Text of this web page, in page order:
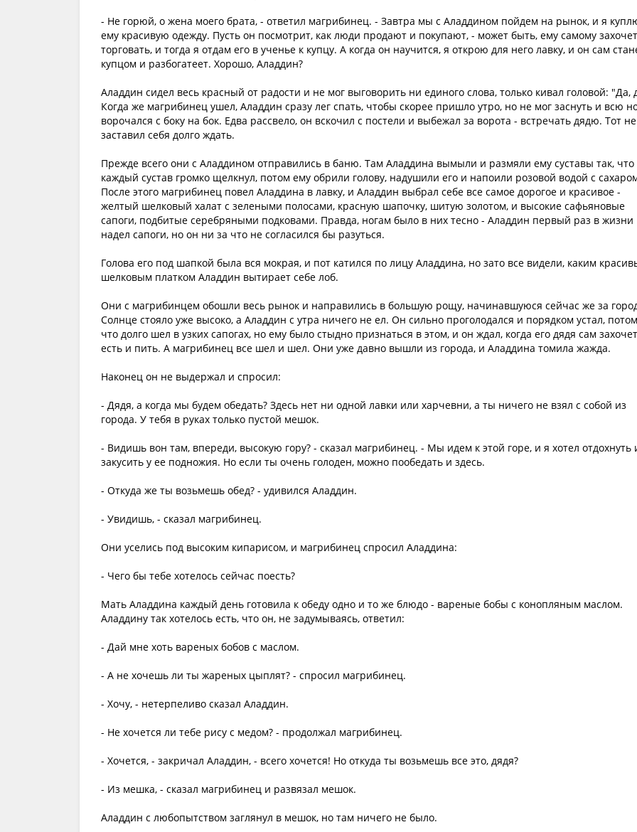
- Не горюй, о жена моего брата, - ответил магрибинец. - Завтра мы с Аладдином пойдем на рынок, и я
ему красивую одежду. Пусть он посмотрит, как люди продают и покупают, - может быть, ему самому
торговать, и тогда я отдам его в ученье к купцу. А когда он научится, я открою для него лавку, и он сам
купцом и разбогатеет. Хорошо, Аладдин?
Аладдин сидел весь красный от радости и не мог выговорить ни единого слова, только кивал головой: "Да,
Когда же магрибинец ушел, Аладдин сразу лег спать, чтобы скорее пришло утро, но не мог заснуть и всю
ворочался с боку на бок. Едва рассвело, он вскочил с постели и выбежал за ворота - встречать дядю. Тот не
заставил себя долго ждать.
Прежде всего они с Аладдином отправились в баню. Там Аладдина вымыли и размяли ему суставы так, что
каждый сустав громко щелкнул, потом ему обрили голову, надушили его и напоили розовой водой с
После этого магрибинец повел Аладдина в лавку, и Аладдин выбрал себе все самое дорогое и красивое -
желтый шелковый халат с зелеными полосами, красную шапочку, шитую золотом, и высокие сафьяновые
сапоги, подбитые серебряными подковами. Правда, ногам было в них тесно - Аладдин первый раз в жизни
надел сапоги, но он ни за что не согласился бы разуться.
Голова его под шапкой была вся мокрая, и пот катился по лицу Аладдина, но зато все видели, каким
шелковым платком Аладдин вытирает себе лоб.
Они с магрибинцем обошли весь рынок и направились в большую рощу, начинавшуюся сейчас же за
Солнце стояло уже высоко, а Аладдин с утра ничего не ел. Он сильно проголодался и порядком устал,
что долго шел в узких сапогах, но ему было стыдно признаться в этом, и он ждал, когда его дядя сам захочет
есть и пить. А магрибинец все шел и шел. Они уже давно вышли из города, и Аладдина томила жажда.
Наконец он не выдержал и спросил:
- Дядя, а когда мы будем обедать? Здесь нет ни одной лавки или харчевни, а ты ничего не взял с собой из
города. У тебя в руках только пустой мешок.
- Видишь вон там, впереди, высокую гору? - сказал магрибинец. - Мы идем к этой горе, и я хотел отдохнуть
закусить у ее подножия. Но если ты очень голоден, можно пообедать и здесь.
- Откуда же ты возьмешь обед? - удивился Аладдин.
- Увидишь, - сказал магрибинец.
Они уселись под высоким кипарисом, и магрибинец спросил Аладдина:
- Чего бы тебе хотелось сейчас поесть?
Мать Аладдина каждый день готовила к обеду одно и то же блюдо - вареные бобы с конопляным маслом.
Аладдину так хотелось есть, что он, не задумываясь, ответил:
- Дай мне хоть вареных бобов с маслом.
- А не хочешь ли ты жареных цыплят? - спросил магрибинец.
- Хочу, - нетерпеливо сказал Аладдин.
- Не хочется ли тебе рису с медом? - продолжал магрибинец.
- Хочется, - закричал Аладдин, - всего хочется! Но откуда ты возьмешь все это, дядя?
- Из мешка, - сказал магрибинец и развязал мешок.
Аладдин с любопытством заглянул в мешок, но там ничего не было.